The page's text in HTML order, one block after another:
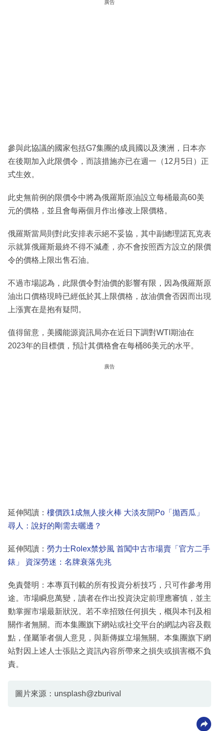
廣告
參與此協議的國家包括G7集團的成員國以及澳洲，日本亦
在後期加入此限價令，而該措施亦已在週一（12月5日）正
式生效。
此史無前例的限價令中將為俄羅斯原油設立每桶最高60美
元的價格，並且會每兩個月作出修改上限價格。
俄羅斯當局則對此安排表示絕不妥協，其中副總理諾瓦克表
示就算俄羅斯最終不得不減產，亦不會按照西方設立的限價
令的價格上限出售石油。
不過市場認為，此限價令對油價的影響有限，因為俄羅斯原
油出口價格現時已經低於其上限價格，故油價會否因而出現
上漲實在是抱有疑問。
值得留意，美國能源資訊局亦在近日下調對WTI期油在
2023年的目標價，預計其價格會在每桶86美元的水平。
廣告
延伸閱讀： 樓價跌1成無人接火棒 大淡友開Po「拋西瓜」
尋人：說好的剛需去曬邊？
延伸閱讀： 勞力士Rolex禁炒風 首闖中古市場賣「官方二手
錶」 資深勞迷：名牌衰落先兆
免責聲明：本專頁刊載的所有投資分析技巧，只可作參考用
途。市場瞬息萬變，讀者在作出投資決定前理應審慎，並主
動掌握市場最新狀況。若不幸招致任何損失，概與本刊及相
關作者無關。而本集團旗下網站或社交平台的網誌內容及觀
點，僅屬筆者個人意見，與新傳媒立場無關。本集團旗下網
站對因上述人士張貼之資訊內容所帶來之損失或損害概不負
責。
圖片來源：unsplash@zburival